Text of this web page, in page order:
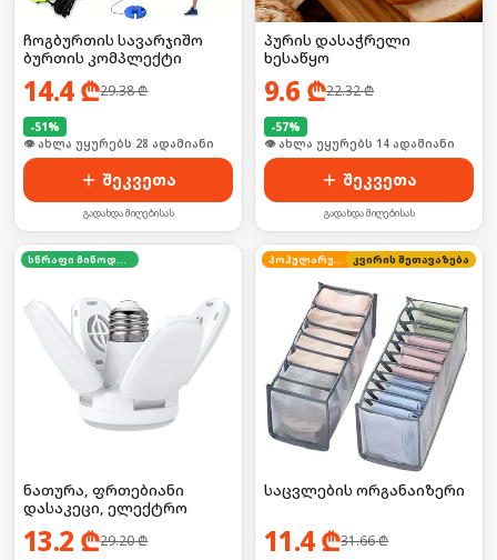
ჩოგბურთის სავარჯიშო
ბურთის კომპლექტი
14.4₾29.38₾
-51%
🛒 ბოლო 24სთ-ში იყიდა 37-მა
შეკვეთა
გადახდა მიღებისას
პურის დასაჭრელი
ხესაწყო
9.6 ₾22.32₾
-57%
🛒 ბოლო 24სთ-ში იყიდა 23-მა
შეკვეთა
გადახდა მიღებისას
სწრაფი მიწოდება
ნათურა, ფრთებიანი
დასაკეცი, ელექტრო
13.2 ₾29.20₾
პოპულარული კვირის შეთავაზება
საცვლების ორგანაიზერი
11.4₾31.66₾